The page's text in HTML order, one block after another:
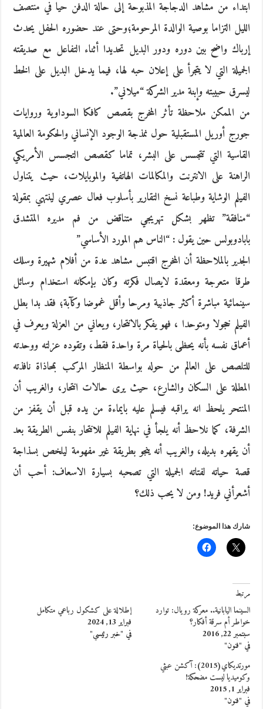
ابتداء من مشاهد الدجاجة المذبوحة إلى حالة الدفن حيا في منتصف
الليل التزاما بوصية الوالدة المرحومة؛وحتى عند حضوره الحفل يحدث
إرباك واضح بين دوره ودور البديل تحديدا أثناء التفاعل مع صديقته
الجميلة التي لا يتجرأ على إعلان حبه لها، فيما يدخل البديل على الخط
ليسرق حبيبته وإبنة مدير الشركة “ميلاني”.
من الممكن ملاحظة تأثر المخرج بقصص كافكا السوداوية وروايات
جورج أوريل المستقبلية حول نمذجة الوجود الإنساني والحكومة العالمية
القاسية التي تتجسس على البشر، تماما كقصص التجسس الأمريكي
الراهنة على الانترنت والمكالمات الهاتفية والموبايلات، حيث يتناول
الفيلم الوشاية وطباعة نسخ التقارير بأسلوب فعال عصري لينتهي بمقولة
“منافقة” تظهر بشكل تهريجي متناقض من فم مديره المتشدق
بابادوبولس حين يقول : “الناس هم المورد الأساسي”
الجدير بالملاحظة أن المخرج اقتبس مشاهد عدة من أفلام شهيرة وسلك
طرقا متعرجة ومعقدة لايصال فكرته وكان بإمكانه استخدام وسائل
سينمائية مباشرة أكثر جاذبية ومرحا وأقل غموضا وكآبة؛ فقد بدا بطل
الفيلم خجولا ومتوحدا ، فهو يفكر بالانتحار، ويعاني من العزلة ويعرف في
أعماق نفسه بأنه يحظى بالحياة مرة واحدة فقط، وتقوده عزلته ووحدته
للتلصص على العالم من حوله بواسطة المنظار المركب بمحاذاة نافذته
المطلة على السكان والشارع، حيث يرى حالات انتحار، والغريب أن
المنتحر يلحظ انه يراقبه فيسلم عليه بايماءة من يده قبل أن يقفز من
الشرفة، كما نلاحظ أنه يلجأ في نهاية الفيلم للانتحار بنفس الطريقة بعد
أن يقهره بديله، والغريب أنه ينجو بطريقة غير مفهومة ليلخص بسذاجة
قصة حياته لفتاته الجميلة التي تصحبه بسيارة الاسعاف: أحب أن
أشعرأني فريد! ومن لا يحب ذلك؟
شارك هذا الموضوع:
مرتبط
السينما اليابانية.. معركة رويال: توارد
خواطر أم سرقة أفكار؟
سبتمبر 22, 2016
في "فنون"
إطلالة على كشكول رباعي متكامل
فبراير 13, 2024
في "خبر رئيسي"
مورتديكاي(2015): آكشن عبثي
وكوميديا ليست مضحكة!
فبراير 1, 2015
في "فنون"